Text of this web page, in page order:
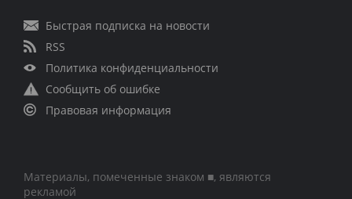
Быстрая подписка на новости
RSS
Политика конфиденциальности
Сообщить об ошибке
Правовая информация
Материалы, помеченные знаком ■, являются
рекламой